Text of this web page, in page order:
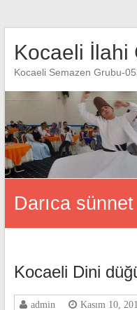
Kocaeli İlahi
Kocaeli Semazen Grubu-
Darıca
Kocaeli Dini
admin Kasım 10,